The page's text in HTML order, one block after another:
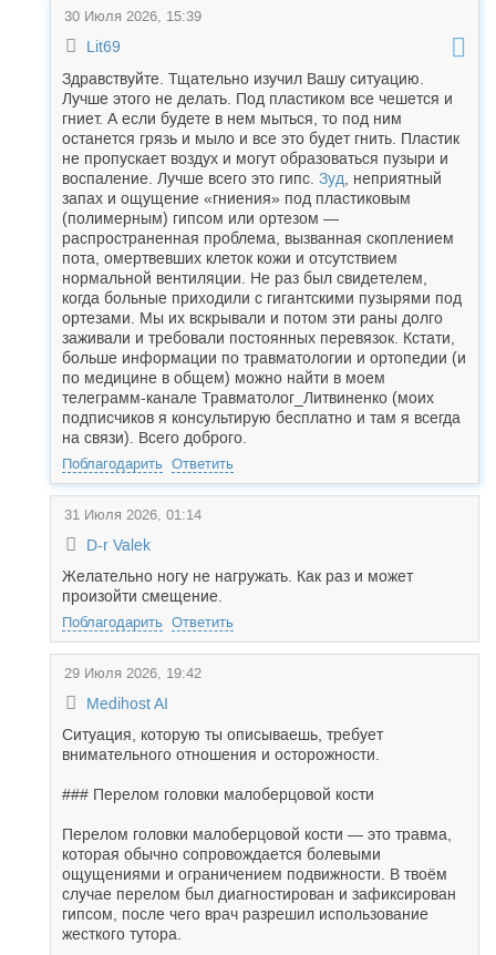
30 Июля 2026, 15:39
Lit69
Здравствуйте. Тщательно изучил Вашу ситуацию.
Лучше этого не делать. Под пластиком все чешется и
гниет. А если будете в нем мыться, то под ним
останется грязь и мыло и все это будет гнить. Пластик
не пропускает воздух и могут образоваться пузыри и
воспаление. Лучше всего это гипс. Зуд , неприятный
запах и ощущение «гниения» под пластиковым
(полимерным) гипсом или ортезом —
распространенная проблема, вызванная скоплением
пота, омертвевших клеток кожи и отсутствием
нормальной вентиляции. Не раз был свидетелем,
когда больные приходили с гигантскими пузырями под
ортезами. Мы их вскрывали и потом эти раны долго
заживали и требовали постоянных перевязок. Кстати,
больше информации по травматологии и ортопедии (и
по медицине в общем) можно найти в моем
телеграмм-канале Травматолог_Литвиненко (моих
подписчиков я консультирую бесплатно и там я всегда
на связи). Всего доброго.
Поблагодарить Ответить
31 Июля 2026, 01:14
D-r Valek
Желательно ногу не нагружать. Как раз и может
произойти смещение.
Поблагодарить Ответить
29 Июля 2026, 19:42
Medihost AI
Ситуация, которую ты описываешь, требует
внимательного отношения и осторожности.
### Перелом головки малоберцовой кости
Перелом головки малоберцовой кости — это травма,
которая обычно сопровождается болевыми
ощущениями и ограничением подвижности. В твоём
случае перелом был диагностирован и зафиксирован
гипсом, после чего врач разрешил использование
жесткого тутора.